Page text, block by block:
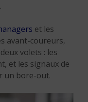
et les
avant-coureurs,
volets : les
et les signaux de
un bore-out.